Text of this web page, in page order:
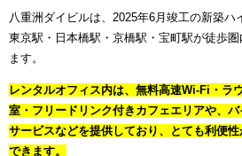
八重洲ダイビルは、2025年6月竣工の新築ハ
東京駅・日本橋駅・京橋駅・宝町駅が徒歩
ます。
レンタルオフィス内は、無料高速Wi-Fi・ラ
室・フリードリンク付きカフェエリアや、
サービスなどを提供しており、とても利便
できます。